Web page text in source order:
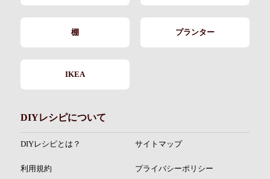
棚 プランター
IKEA
DIYレシピについて
DIYレシピとは？ サイトマップ
利用規約 プライバシーポリシー